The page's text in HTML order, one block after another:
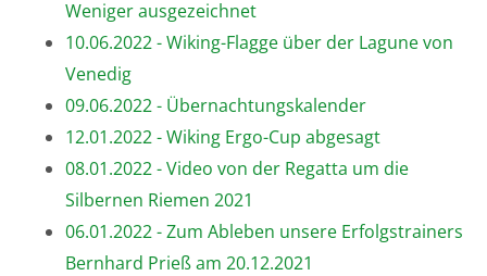
Weniger ausgezeichnet
10.06.2022 - Wiking-Flagge über der Lagune von
Venedig
09.06.2022 - Übernachtungskalender
12.01.2022 - Wiking Ergo-Cup abgesagt
08.01.2022 - Video von der Regatta um die
Silbernen Riemen 2021
06.01.2022 - Zum Ableben unsere Erfolgstrainers
Bernhard Prieß am 20.12.2021